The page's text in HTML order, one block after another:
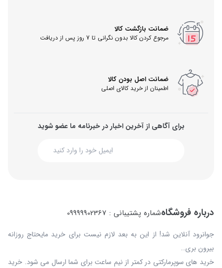
ضمانت بازگشت کالا
مرجوع کردن کالا بدون نگرانی تا 7 روز پس از دریافت
ضمانت اصل بودن کالا
اطمینان از خرید کالای اصلی
برای آگاهی از آخرین اخبار در خبرنامه ما عضو شوید
درباره فروشگاهشماره پشتیبانی : 09999902367
جوانرود آنلاین شد! از این به بعد لازم نیست برای خرید مایحتاج روزانه
بیرون بری…
خرید های سوپرمارکتی در کمتر از نیم ساعت برای شما ارسال می شود. خرید